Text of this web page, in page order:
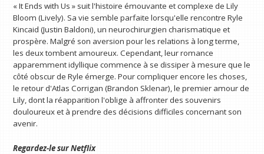
« It Ends with Us » suit l'histoire émouvante et complexe de Lily
Bloom (Lively). Sa vie semble parfaite lorsqu'elle rencontre Ryle
Kincaid (Justin Baldoni), un neurochirurgien charismatique et
prospère. Malgré son aversion pour les relations à long terme,
les deux tombent amoureux. Cependant, leur romance
apparemment idyllique commence à se dissiper à mesure que le
côté obscur de Ryle émerge. Pour compliquer encore les choses,
le retour d'Atlas Corrigan (Brandon Sklenar), le premier amour de
Lily, dont la réapparition l'oblige à affronter des souvenirs
douloureux et à prendre des décisions difficiles concernant son
avenir.
Regardez-le surNetflix